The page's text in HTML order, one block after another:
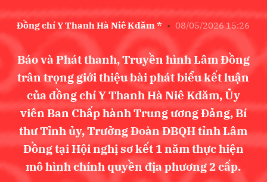
Đồng chí Y Thanh Hà Niê Kđăm * • 08/05/2026 15:26
Báo và Phát thanh, Truyền hình Lâm Đồng
trân trọng giới thiệu bài phát biểu kết luận
của đồng chí Y Thanh Hà Niê Kđăm, Ủy
viên Ban Chấp hành Trung ương Đảng, Bí
thư Tỉnh ủy, Trưởng Đoàn ĐBQH tỉnh Lâm
Đồng tại Hội nghị sơ kết 1 năm thực hiện
mô hình chính quyền địa phương 2 cấp.